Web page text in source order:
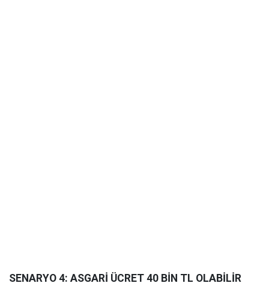
SENARYO 4: ASGARİ ÜCRET 40 BİN TL OLABİLİR